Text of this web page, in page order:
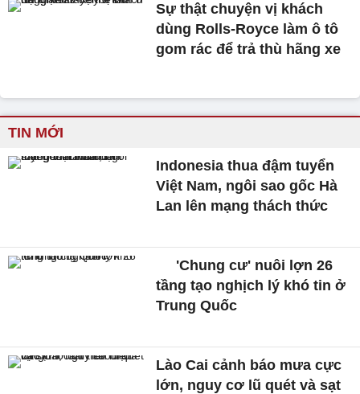
Sự thật chuyện vị khách
dùng Rolls-Royce làm ô tô
gom rác để trả thù hãng xe
TIN MỚI
Indonesia thua đậm tuyển
Việt Nam, ngôi sao gốc Hà
Lan lên mạng thách thức
'Chung cư' nuôi lợn 26
tầng tạo nghịch lý khó tin ở
Trung Quốc
Lào Cai cảnh báo mưa cực
lớn, nguy cơ lũ quét và sạt